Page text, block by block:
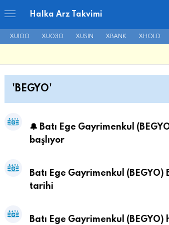
Halka Arz Takvimi
XU100 XU030 XUSIN XBANK XHOLD
'BEGYO'
🔔 Batı Ege Gayrimenkul
başlıyor
Batı Ege Gayrimenkul
tarihi
Batı Ege Gayrimenkul